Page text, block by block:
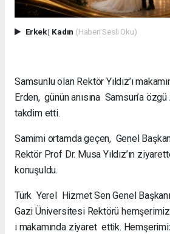
Erkek| Kadın (Haberi Sesli Oku)
Samsunlu olan Rektör Yıldız’ı
Erden, günün anısına Samsun’a
takdim etti.
Samimi ortamda geçen, Genel
Rektör Prof Dr. Musa Yıldız’ın
konuşuldu.
Türk Yerel Hizmet Sen Genel
Gazi Üniversitesi Rektörü hemşerimiz
ı makamında ziyaret ettik.